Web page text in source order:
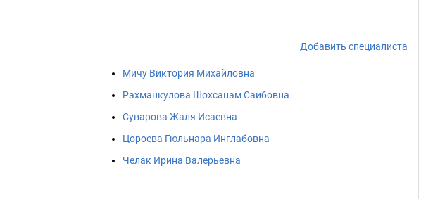
Добавить специалиста
Мичу Виктория Михайловна
Рахманкулова Шохсанам Саибовна
Суварова Жаля Исаевна
Цороева Гюльнара Инглабовна
Челак Ирина Валерьевна